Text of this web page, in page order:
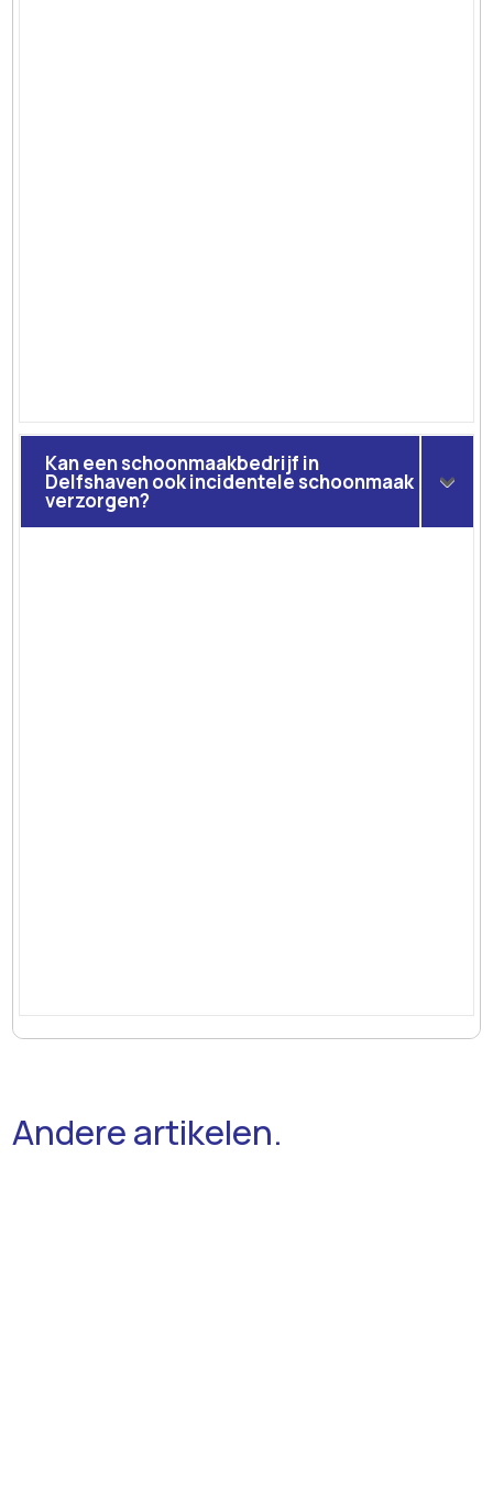
Kan een schoonmaakbedrijf in
Delfshaven ook incidentele schoonmaak
verzorgen?
Andere artikelen.